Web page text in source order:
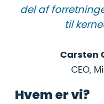
del af
til
Carsten
CEO,
Hvem er vi?